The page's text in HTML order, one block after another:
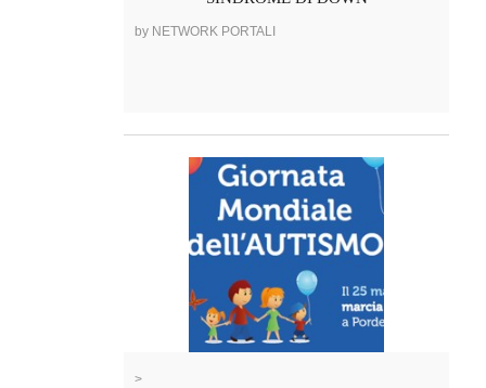
by NETWORK PORTALI
>